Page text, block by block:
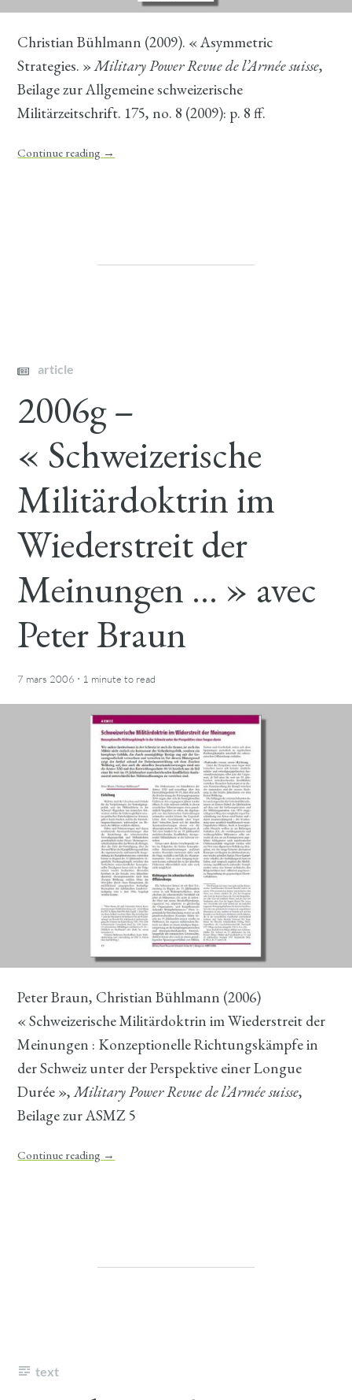
Christian Bühlmann (2009). « Asymmetric
Strategies. »Military Power Revue de l’Armée suisse,
Beilage zur Allgemeine schweizerische
Militärzeitschrift. 175, no. 8 (2009): p. 8 ff.
Continue reading →
article
2006g –
« Schweizerische
Militärdoktrin im
Wiederstreit der
Meinungen … » avec
Peter Braun
7 mars 2006 · 1 minute to read
Peter Braun, Christian Bühlmann (2006)
« Schweizerische Militärdoktrin im Wiederstreit der
Meinungen : Konzeptionelle Richtungskämpfe in
der Schweiz unter der Perspektive einer Longue
Durée »,Military Power Revue de l’Armée suisse,
Beilage zur ASMZ 5
Continue reading →
text